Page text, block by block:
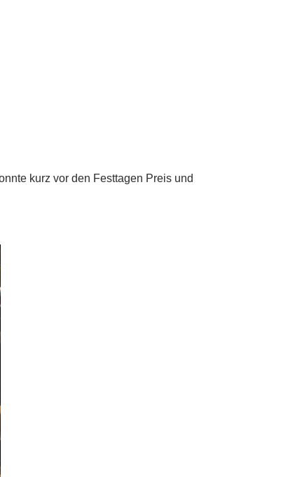
kurz vor den Festtagen Preis und